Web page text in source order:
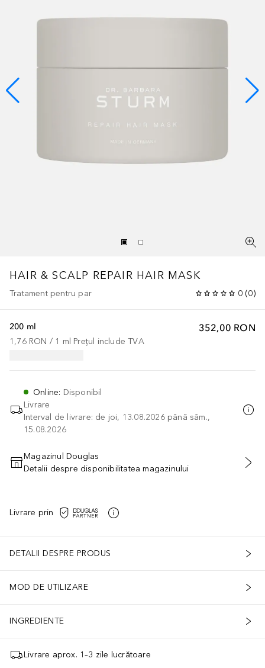
HAIR & SCALP REPAIR HAIR MASK
Tratament pentru par 0 (0)
352,00 RON
200 ml
1,76 RON / 1 ml Prețul include TVA
Online: Disponibil
Livrare
Interval de livrare: de joi, 13.08.2026 până sâm.,
15.08.2026
ADĂUGAȚI ÎN COŞ
Magazinul Douglas
Detalii despre disponibilitatea magazinului
Livrare prin
DETALII DESPRE PRODUS
MOD DE UTILIZARE
INGREDIENTE
Livrare aprox. 1–3 zile lucrătoare